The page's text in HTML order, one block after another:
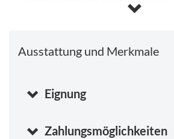
-17:30 Uhr
Sonntag, 14.06.2026 10:00-11:30 Uhr
Stunden)
Ausstattung und Merkmale
Eignung
Zahlungsmöglichkeiten